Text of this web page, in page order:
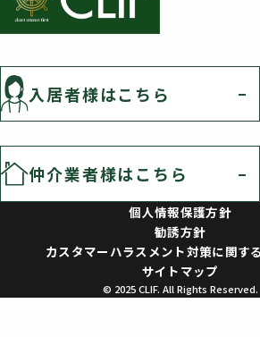
入居者様はこちら
仲介業者様はこちら
個人情報保護方針
勧誘方針
カスタマーハラスメント対策に関す
サイトマップ
© 2025 CLIF. All Rights Reserved.